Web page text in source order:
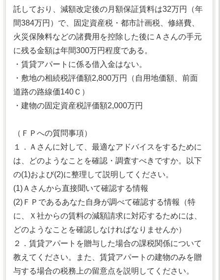
託しており、減額改定後の月額保証賃料は32万円（年
間384万円）で、固定資産税・都市計画税、修繕費、
火災保険料などの諸費用を控除した後にＡさんの手元
に残る金額は年間300万円程度である。
・賃貸アパートに係る借入金はない。
・敷地の相続税評価額2,800万円（自用地価額、前面
道路の路線価140Ｃ）
・建物の固定資産税評価額2,000万円
（ＦＰへの質問事項）
１．Ａさんに対して、最適なアドバイスをするために
は、どのようなことを確認・調査すべきですか。以下
の(1)および(2)に整理して説明してください。
(1)Ａさんから直接聞いて確認する情報
(2)ＦＰであるあなた自身が調べて確認する情報（特
に、Ｘ社からの賃料の減額請求に対応するためには、
どのようなことを確認しなければなりませんか）
２．賃貸アパートを贈与した場合の課税関係について
教えてください。また、賃貸アパートの建物のみを贈
与する場合の税務上の留意点を説明してください。